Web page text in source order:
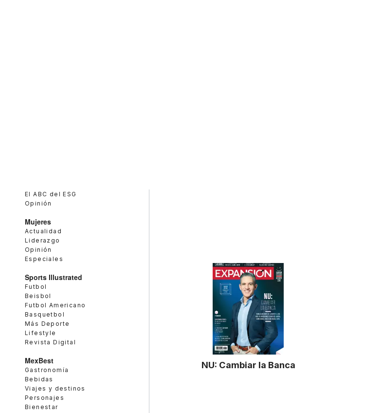
El ABC del ESG
Opinión
Mujeres
Actualidad
Liderazgo
Opinión
Especiales
Sports Illustrated
Futbol
Beisbol
Futbol Americano
Basquetbol
Más Deporte
Lifestyle
Revista Digital
MexBest
Gastronomía
Bebidas
Viajes y destinos
Personajes
Bienestar
NU: Cambiar la Banca